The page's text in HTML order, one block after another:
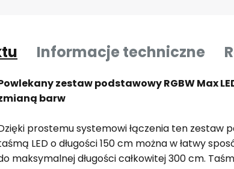
Informacje techniczne
zestaw podstawowy RGBW Max
barw
prostemu systemowi łączenia ten zestaw
LED o długości 150 cm można w łatwy
maksymalnej długości całkowitej 300 cm.